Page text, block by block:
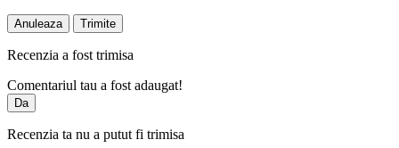
Anuleaza Trimite
Recenzia a fost trimisa
Comentariul tau a fost adaugat!
Da
Recenzia ta nu a putut fi trimisa